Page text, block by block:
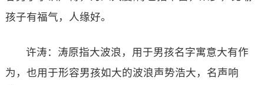
孩子有福气，人缘好。
许涛：涛原指大波浪，用于男孩名字寓意大有作
为，也用于形容男孩如大的波浪声势浩大，名声响